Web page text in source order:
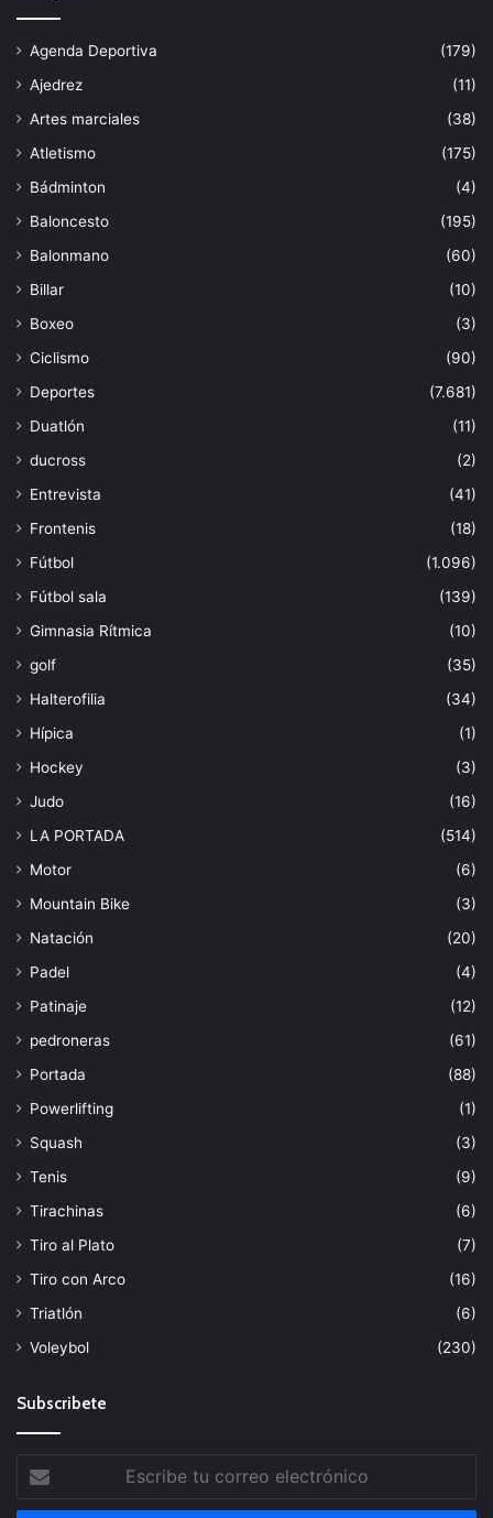
Agenda Deportiva
(179)
Ajedrez
(11)
Artes marciales
(38)
Atletismo
(175)
Bádminton
(4)
Baloncesto
(195)
Balonmano
(60)
Billar
(10)
Boxeo
(3)
Ciclismo
(90)
Deportes
(7.681)
Duatlón
(11)
ducross
(2)
Entrevista
(41)
Frontenis
(18)
Fútbol
(1.096)
Fútbol sala
(139)
Gimnasia Rítmica
(10)
golf
(35)
Halterofilia
(34)
Hípica
(1)
Hockey
(3)
Judo
(16)
LA PORTADA
(514)
Motor
(6)
Mountain Bike
(3)
Natación
(20)
Padel
(4)
Patinaje
(12)
pedroneras
(61)
Portada
(88)
Powerlifting
(1)
Squash
(3)
Tenis
(9)
Tirachinas
(6)
Tiro al Plato
(7)
Tiro con Arco
(16)
Triatlón
(6)
Voleybol
(230)
Subscribete
tu
correo